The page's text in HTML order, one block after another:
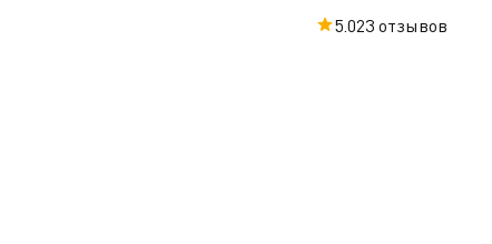
5.023 отзывов